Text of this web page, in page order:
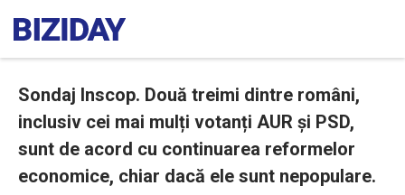
Sondaj Inscop. Două treimi dintre români,
inclusiv cei mai mulți votanți AUR și PSD,
sunt de acord cu continuarea reformelor
economice, chiar dacă ele sunt nepopulare.